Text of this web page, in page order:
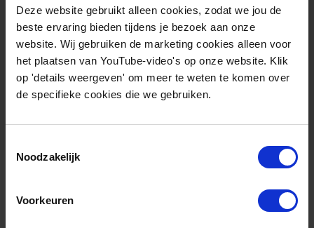
Deze website gebruikt alleen cookies, zodat we jou de
beste ervaring bieden tijdens je bezoek aan onze
website. Wij gebruiken de marketing cookies alleen voor
het plaatsen van YouTube-video's op onze website. Klik
op 'details weergeven' om meer te weten te komen over
de specifieke cookies die we gebruiken.
Noodzakelijk
Voorkeuren